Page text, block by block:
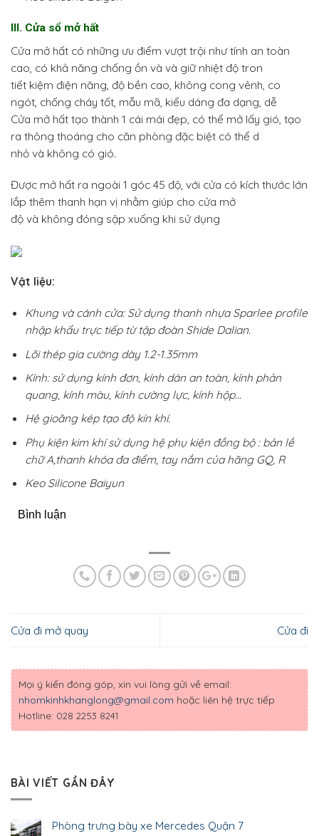
III. Cửa sổ mở hất
Cửa mở hất có những ưu điểm vượt trội như tính an toàn
cao, có khả năng chống ồn và và giữ nhiệt độ tron
tiết kiệm điện năng, độ bền cao, không cong vênh, co
ngót, chống cháy tốt, mẫu mã, kiểu dáng đa dạng, dễ
Cửa mở hất tạo thành 1 cái mái đẹp, có thể mở lấy gió, tạo
ra thông thoáng cho căn phòng đặc biệt có thể d
nhỏ và không có gió.
Được mở hất ra ngoài 1 góc 45 độ, với cửa có kích thước lớn
lắp thêm thanh hạn vị nhằm giúp cho cửa mở
độ và không đóng sập xuống khi sử dụng
Vật liệu:
Khung và cánh cửa: Sử dụng thanh nhựa Sparlee profile
nhập khẩu trực tiếp từ tập đoàn Shide Dalian.
Lõi thép gia cường dày 1.2-1.35mm
Kính: sử dụng kính đơn, kính dán an toàn, kính phản
quang, kính màu, kính cường lực, kính hộp…
Hệ gioăng kép tạo độ kín khí.
Phụ kiện kim khí sử dụng hệ phụ kiện đồng bộ : bản lề
chữ A,thanh khóa đa điểm, tay nắm của hãng GQ, R
Keo Silicone Baiyun
Bình luận
Cửa đi mở quay Cửa đi
Mọi ý kiến đóng góp, xin vui lòng gửi về email:
nhomkinhkhanglong@gmail.com hoặc liên hệ trực tiếp
Hotline: 028 2253 8241
BÀI VIẾT GẦN ĐÂY
Phòng trưng bày xe Mercedes Quận 7